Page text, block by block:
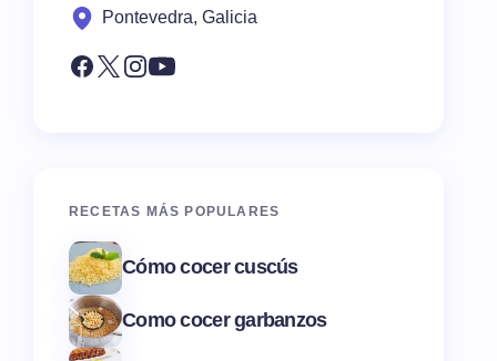
Pontevedra, Galicia
RECETAS MÁS POPULARES
Cómo cocer cuscús
Como cocer garbanzos